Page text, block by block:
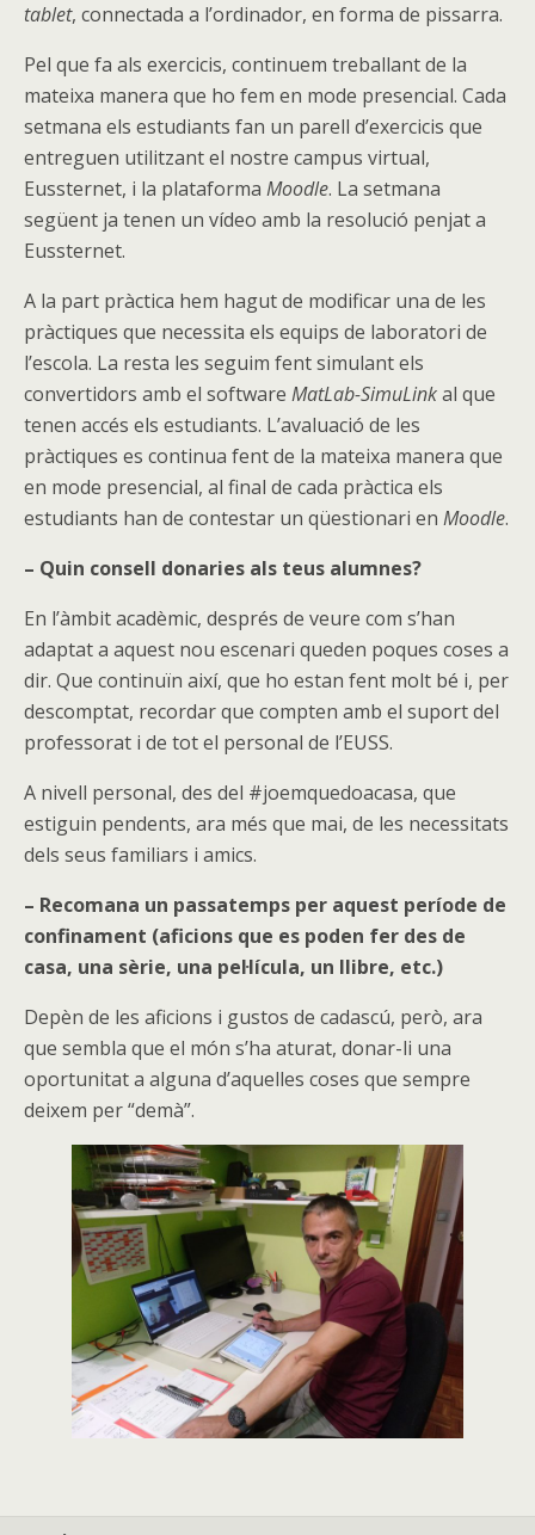
tablet, connectada a l’ordinador, en forma de pissarra.
Pel que fa als exercicis, continuem treballant de la
mateixa manera que ho fem en mode presencial. Cada
setmana els estudiants fan un parell d’exercicis que
entreguen utilitzant el nostre campus virtual,
Eussternet, i la plataforma Moodle. La setmana
següent ja tenen un vídeo amb la resolució penjat a
Eussternet.
A la part pràctica hem hagut de modificar una de les
pràctiques que necessita els equips de laboratori de
l’escola. La resta les seguim fent simulant els
convertidors amb el software MatLab-SimuLinkal que
tenen accés els estudiants. L’avaluació de les
pràctiques es continua fent de la mateixa manera que
en mode presencial, al final de cada pràctica els
estudiants han de contestar un qüestionari en Moodle.
– Quin consell donaries als teus alumnes?
En l’àmbit acadèmic, després de veure com s’han
adaptat a aquest nou escenari queden poques coses a
dir. Que continuïn així, que ho estan fent molt bé i, per
descomptat, recordar que compten amb el suport del
professorat i de tot el personal de l’EUSS.
A nivell personal, des del #joemquedoacasa, que
estiguin pendents, ara més que mai, de les necessitats
dels seus familiars i amics.
– Recomana un passatemps per aquest període de
confinament (aficions que es poden fer des de
casa, una sèrie, una pel·lícula, un llibre, etc.)
Depèn de les aficions i gustos de cadascú, però, ara
que sembla que el món s’ha aturat, donar-li una
oportunitat a alguna d’aquelles coses que sempre
deixem per “demà”.